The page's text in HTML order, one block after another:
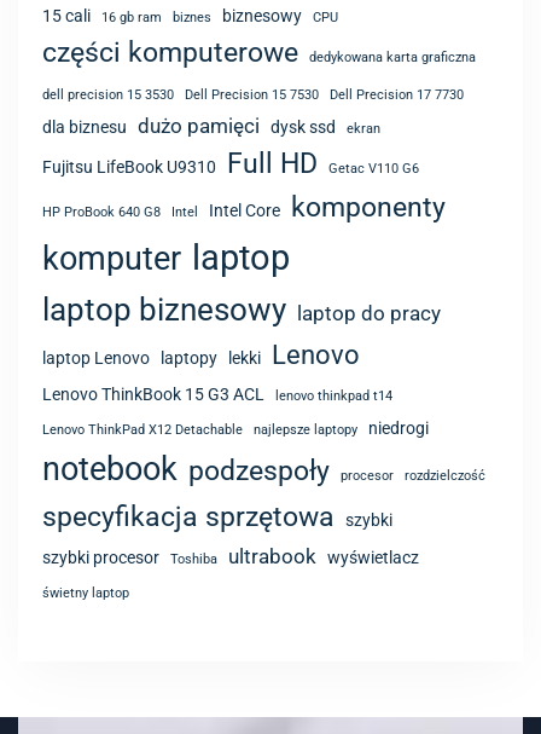
15 cali 16 gb ram biznes biznesowy CPU
części komputerowe dedykowana karta graficzna
dell precision 15 3530 Dell Precision 15 7530 Dell Precision 17 7730
dla biznesu dużo pamięci dysk ssd ekran
Fujitsu LifeBook U9310 Full HD Getac V110 G6
HP ProBook 640 G8 Intel Intel Core komponenty
komputer laptop
laptop biznesowy laptop do pracy
laptop Lenovo laptopy lekki Lenovo
Lenovo ThinkBook 15 G3 ACL lenovo thinkpad t14
Lenovo ThinkPad X12 Detachable najlepsze laptopy niedrogi
notebook podzespoły procesor rozdzielczość
specyfikacja sprzętowa
szybki
szybki procesor
Toshiba ultrabook wyświetlacz
świetny laptop